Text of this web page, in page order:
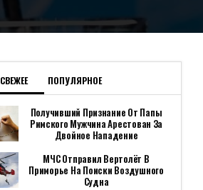
СВЕЖЕЕ ПОПУЛЯРНОЕ
Получивший Признание От Папы
Римского Мужчина Арестован За
Двойное Нападение
МЧС Отправил Вертолёт В
Приморье На Поиски Воздушного
Судна